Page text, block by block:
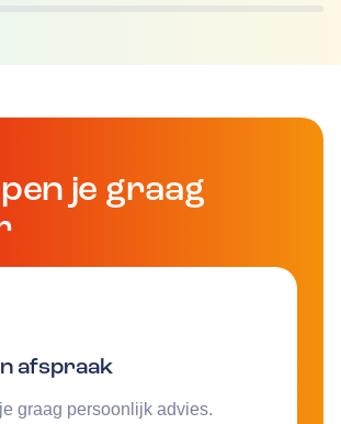
je graag
afspraak
graag persoonlijk advies.